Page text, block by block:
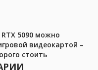
5090 можно
видеокартой –
стоить